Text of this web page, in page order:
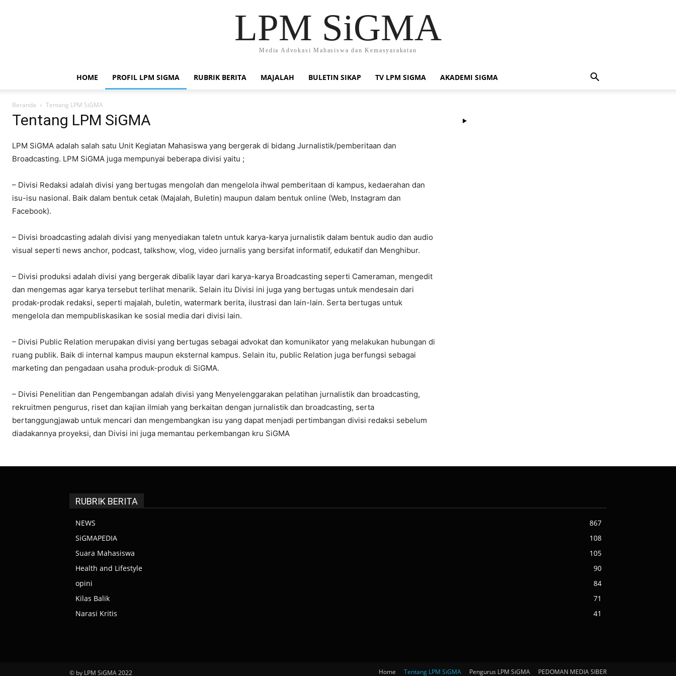
LPM SiGMA
Media Advokasi Mahasiswa dan Kemasyarakatan
HOME PROFIL LPM SIGMA RUBRIK BERITA MAJALAH BULETIN SIKAP TV LPM SIGMA AKADEMI SIGMA
Beranda Tentang LPM SiGMA
Tentang LPM SiGMA
LPM SiGMA adalah salah satu Unit Kegiatan Mahasiswa yang bergerak di bidang Jurnalistik/pemberitaan dan
Broadcasting. LPM SiGMA juga mempunyai beberapa divisi yaitu ;
– Divisi Redaksi adalah divisi yang bertugas mengolah dan mengelola ihwal pemberitaan di kampus, kedaerahan dan
isu-isu nasional. Baik dalam bentuk cetak (Majalah, Buletin) maupun dalam bentuk online (Web, Instagram dan
Facebook).
– Divisi broadcasting adalah divisi yang menyediakan taletn untuk karya-karya jurnalistik dalam bentuk audio dan audio
visual seperti news anchor, podcast, talkshow, vlog, video jurnalis yang bersifat informatif, edukatif dan Menghibur.
– Divisi produksi adalah divisi yang bergerak dibalik layar dari karya-karya Broadcasting seperti Cameraman, mengedit
dan mengemas agar karya tersebut terlihat menarik. Selain itu Divisi ini juga yang bertugas untuk mendesain dari
prodak-prodak redaksi, seperti majalah, buletin, watermark berita, ilustrasi dan lain-lain. Serta bertugas untuk
mengelola dan mempubliskasikan ke sosial media dari divisi lain.
– Divisi Public Relation merupakan divisi yang bertugas sebagai advokat dan komunikator yang melakukan hubungan di
ruang publik. Baik di internal kampus maupun eksternal kampus. Selain itu, public Relation juga berfungsi sebagai
marketing dan pengadaan usaha produk-produk di SiGMA.
– Divisi Penelitian dan Pengembangan adalah divisi yang Menyelenggarakan pelatihan jurnalistik dan broadcasting,
rekruitmen pengurus, riset dan kajian ilmiah yang berkaitan dengan jurnalistik dan broadcasting, serta
bertanggungjawab untuk mencari dan mengembangkan isu yang dapat menjadi pertimbangan divisi redaksi sebelum
diadakannya proyeksi, dan Divisi ini juga memantau perkembangan kru SiGMA
RUBRIK BERITA
NEWS
867
SiGMAPEDIA
108
Suara Mahasiswa
105
Health and Lifestyle
90
opini
84
Kilas Balik
71
Narasi Kritis
41
© by LPM SiGMA 2022 Home Tentang LPM SiGMA Pengurus LPM SiGMA PEDOMAN MEDIA SIBER